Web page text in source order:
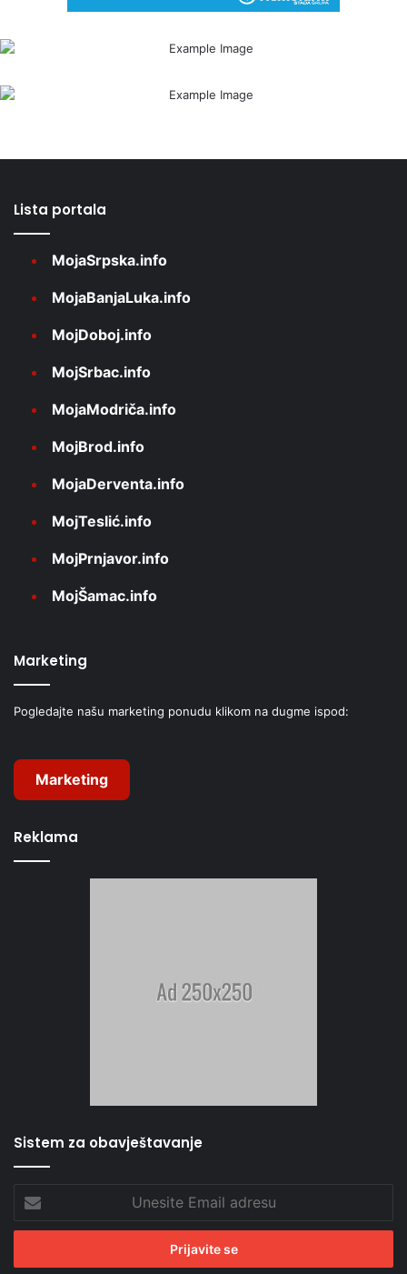
Lista portala
MojaSrpska.info
MojaBanjaLuka.info
MojDoboj.info
MojSrbac.info
MojaModriča.info
MojBrod.info
MojaDerventa.info
MojTeslić.info
MojPrnjavor.info
MojŠamac.info
Marketing
Pogledajte našu marketing ponudu klikom na dugme ispod:
Marketing
Reklama
Sistem za obavještavanje
Email
adresu